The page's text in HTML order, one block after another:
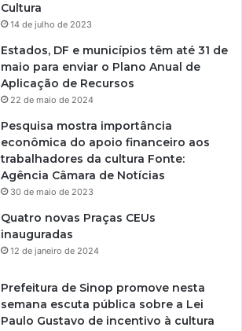
Cultura
14 de julho de 2023
Estados, DF e municípios têm até 31 de
maio para enviar o Plano Anual de
Aplicação de Recursos
22 de maio de 2024
Pesquisa mostra importância
econômica do apoio financeiro aos
trabalhadores da cultura Fonte:
Agência Câmara de Notícias
30 de maio de 2023
Quatro novas Praças CEUs
inauguradas
12 de janeiro de 2024
Prefeitura de Sinop promove nesta
semana escuta pública sobre a Lei
Paulo Gustavo de incentivo à cultura